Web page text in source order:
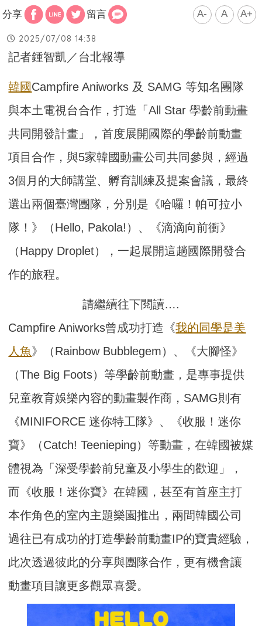
分享 留言 A- A A+
2025/07/08 14:38
記者鍾智凱／台北報導
韓國Campfire Aniworks 及 SAMG 等知名團隊
與本土電視台合作，打造「All Star 學齡前動畫
共同開發計畫」，首度展開國際的學齡前動畫
項目合作，與5家韓國動畫公司共同參與，經過
3個月的大師講堂、孵育訓練及提案會議，最終
選出兩個臺灣團隊，分別是《哈囉！帕可拉小
隊！》（Hello, Pakola!）、《滴滴向前衝》
（Happy Droplet），一起展開這趟國際開發合
作的旅程。
請繼續往下閱讀….
Campfire Aniworks曾成功打造《我的同學是美
人魚》（Rainbow Bubblegem）、《大腳怪》
（The Big Foots）等學齡前動畫，是專事提供
兒童教育娛樂內容的動畫製作商，SAMG則有
《MINIFORCE 迷你特工隊》、《收服！迷你
寶》（Catch! Teenieping）等動畫，在韓國被媒
體視為「深受學齡前兒童及小學生的歡迎」，
而《收服！迷你寶》在韓國，甚至有首座主打
本作角色的室內主題樂園推出，兩間韓國公司
過往已有成功的打造學齡前動畫IP的寶貴經驗，
此次透過彼此的分享與團隊合作，更有機會讓
動畫項目讓更多觀眾喜愛。